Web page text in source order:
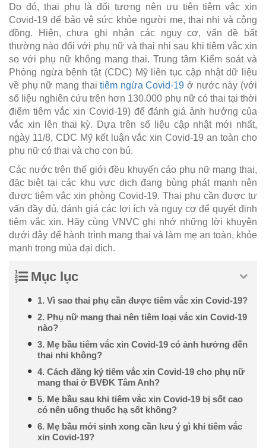
Do đó, thai phụ là đối tượng nên ưu tiên tiêm vắc xin
Covid-19 để bảo vệ sức khỏe người mẹ, thai nhi và cộng
đồng. Hiện, chưa ghi nhận các nguy cơ, vấn đề bất
thường nào đối với phụ nữ và thai nhi sau khi tiêm vắc xin
so với phụ nữ không mang thai. Trung tâm Kiểm soát và
Phòng ngừa bệnh tật (CDC) Mỹ liên tục cập nhật dữ liệu
về phụ nữ mang thaitiêm ngừa Covid-19 ở nước này (với
số liệu nghiên cứu trên hơn 130.000 phụ nữ có thai tại thời
điểm tiêm vắc xin Covid-19) để đánh giá ảnh hưởng của
vắc xin lên thai kỳ. Dựa trên số liệu cập nhật mới nhất,
ngày 11/8, CDC Mỹ kết luận vắc xin Covid-19 an toàn cho
phụ nữ có thai và cho con bú.
Các nước trên thế giới đều khuyến cáo phụ nữ mang thai,
đặc biệt tại các khu vực dịch đang bùng phát mạnh nên
được tiêm vắc xin phòng Covid-19. Thai phụ cần được tư
vấn đầy đủ, đánh giá các lợi ích và nguy cơ để quyết định
tiêm vắc xin. Hãy cùng VNVC ghi nhớ những lời khuyên
dưới đây để hành trình mang thai và làm mẹ an toàn, khỏe
mạnh trong mùa đại dịch.
Mục lục
1. Vì sao thai phụ cần được tiêm vắc xin Covid-19?
2. Phụ nữ mang thai nên tiêm loại vắc xin Covid-19
nào?
3. Mẹ bầu tiêm vắc xin Covid-19 có ảnh hưởng đến
thai nhi không?
4. Cách đăng ký tiêm vắc xin Covid-19 cho phụ nữ
mang thai ở BVĐK Tâm Anh?
5. Mẹ bầu sau khi tiêm vắc xin Covid-19 bị sốt cao
có nên uống thuốc hạ sốt không?
6. Mẹ bầu mới sinh xong cần lưu ý gì khi tiêm vắc
xin Covid-19?